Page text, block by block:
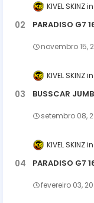
KIVEL SKINZ
PARADISO G7
novembro 15,
KIVEL SKINZ
BUSSCAR
setembro 08,
KIVEL SKINZ
PARADISO G7
fevereiro 03,